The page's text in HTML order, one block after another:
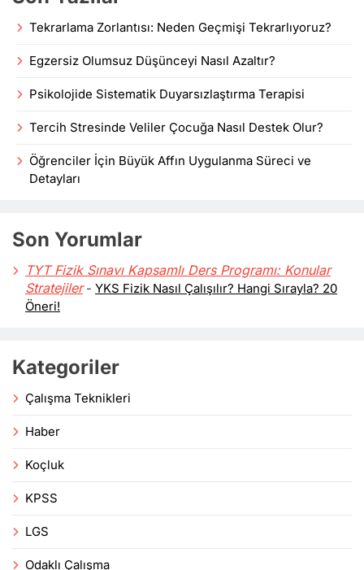
Tekrarlama Zorlantısı: Neden Geçmişi Tekrarlıyoruz?
Egzersiz Olumsuz Düşünceyi Nasıl Azaltır?
Psikolojide Sistematik Duyarsızlaştırma Terapisi
Tercih Stresinde Veliler Çocuğa Nasıl Destek Olur?
Öğrenciler İçin Büyük Affın Uygulanma Süreci ve
Detayları
Son Yorumlar
TYT Fizik Sınavı Kapsamlı Ders Programı: Konular
Stratejiler- YKS Fizik Nasıl Çalışılır? Hangi Sırayla? 20
Öneri!
Kategoriler
Çalışma Teknikleri
Haber
Koçluk
KPSS
LGS
Odaklı Çalışma